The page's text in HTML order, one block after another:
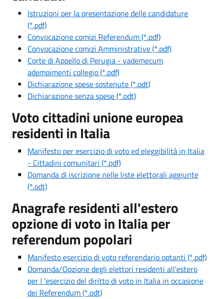
Istruzioni per la presentazione delle candidature
(*.pdf)
Convocazione comizi Referendum (*.pdf)
Convocazione comizi Amministrative (*.pdf)
Corte di Appello di Perugia - vademecum
adempimenti collegio (*.pdf)
Dichiarazione spese sostenute (*.odt)
Dichiarazione senza spese (*.odt)
Voto cittadini unione europea
residenti in Italia
Manifesto per esercizio di voto ed eleggibilità in Italia
- Cittadini comunitari (*.pdf)
Domanda di iscrizione nelle liste elettorali aggiunte
(*.odt)
Anagrafe residenti all'estero
opzione di voto in Italia per
referendum popolari
Manifesto esercizio di voto referendario optanti (*.pdf)
Domanda/Opzione degli elettori residenti all'estero
per l 'esercizio del diritto di voto in Italia in occasione
dei Referendum (*.odt)